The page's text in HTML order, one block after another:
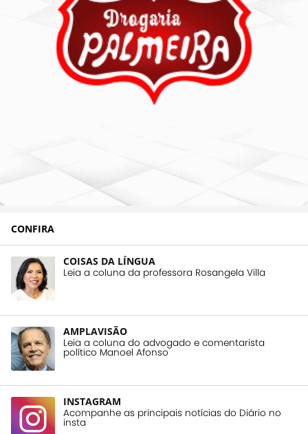
CONFIRA
COISAS DA LÍNGUA
Leia a coluna da professora Rosangela Villa
AMPLAVISÃO
Leia a coluna do advogado e comentarista
político Manoel Afonso
INSTAGRAM
Acompanhe as principais notícias do Diário no
insta